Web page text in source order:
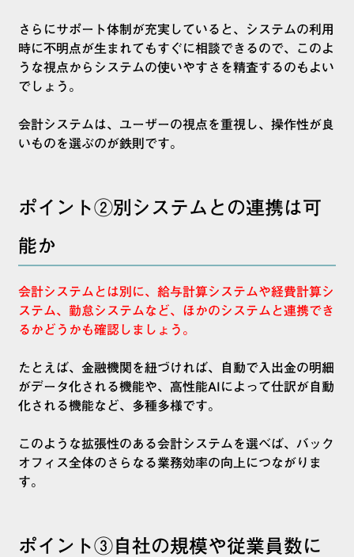
さらにサポート体制が充実していると、システムの利用
時に不明点が生まれてもすぐに相談できるので、このよ
うな視点からシステムの使いやすさを精査するのもよい
でしょう。
会計システムは、ユーザーの視点を重視し、操作性が良
いものを選ぶのが鉄則です。
ポイント②別システムとの連携は可
能か
会計システムとは別に、給与計算システムや経費計算シ
ステム、勤怠システムなど、ほかのシステムと連携でき
るかどうかも確認しましょう。
たとえば、金融機関を紐づければ、自動で入出金の明細
がデータ化される機能や、高性能AIによって仕訳が自動
化される機能など、多種多様です。
このような拡張性のある会計システムを選べば、バック
オフィス全体のさらなる業務効率の向上につながりま
す。
ポイント③自社の規模や従業員数に